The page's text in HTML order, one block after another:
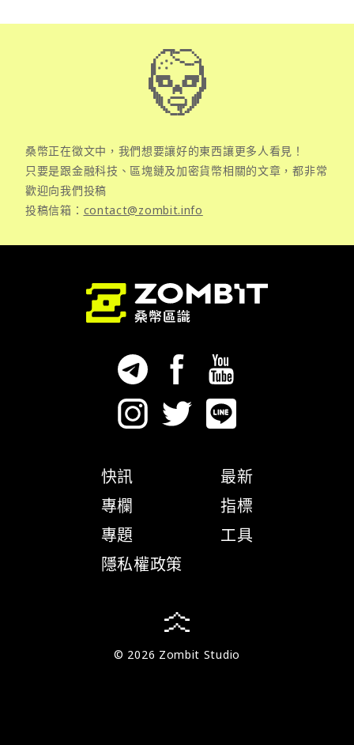
桑幣正在徵文中，我們想要讓好的東西讓更多人看見！
只要是跟金融科技、區塊鏈及加密貨幣相關的文章，都非常
歡迎向我們投稿
投稿信箱： contact@zombit.info
快訊
專欄
專題
隱私權政策
最新
指標
工具
© 2026 Zombit Studio